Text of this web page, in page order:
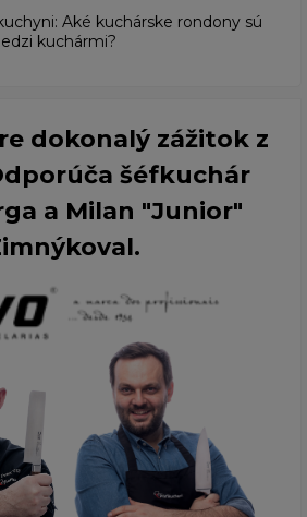
Aké kuchárske rondony sú
kuchármi?
dokonalý zážitok z
šéfkuchár
a Milan "Junior"